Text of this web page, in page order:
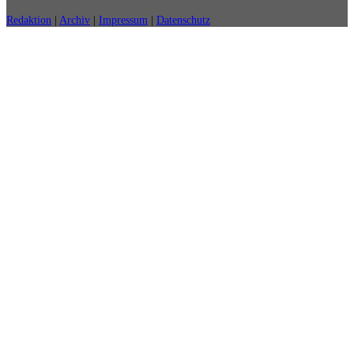
Redaktion Archiv Impressum Datenschutz